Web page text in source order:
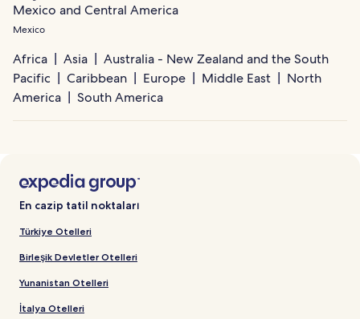
Mexico and Central America
Mexico
Africa Asia
Australia - New Zealand and the South
Pacific
Caribbean Europe Middle East
North
America
South America
En cazip tatil noktaları
Türkiye Otelleri
Birleşik Devletler Otelleri
Yunanistan Otelleri
İtalya Otelleri